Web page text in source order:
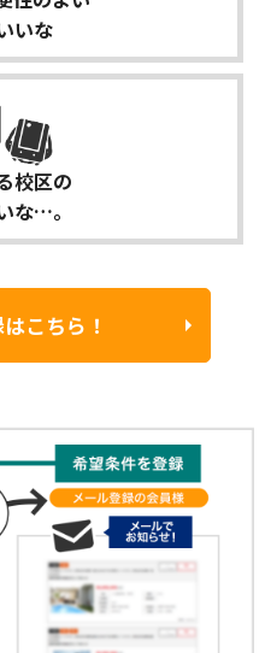
いな
校区の
な…。
こちら！